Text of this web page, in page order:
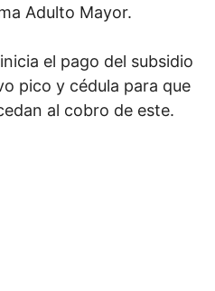
Adulto Mayor.
el pago del subsidio
pico y cédula para que
al cobro de este.